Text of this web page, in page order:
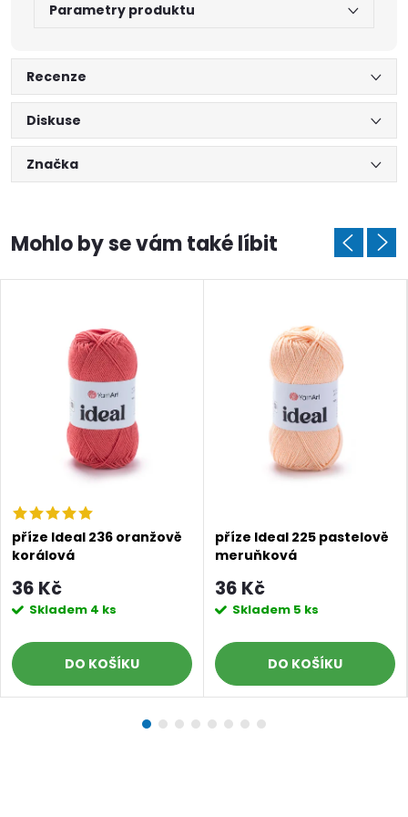
Parametry produktu
Recenze
Diskuse
Značka
příze Ideal 236 oranžově
korálová
36 Kč
Skladem 4 ks
DO KOŠÍKU
příze Ideal 225 pastelově
meruňková
36 Kč
Skladem 5 ks
DO KOŠÍKU